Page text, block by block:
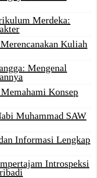
Merdeka:
Kuliah
Mengenal
Konsep
Muhammad SAW
Informasi Lengkap
Introspeksi